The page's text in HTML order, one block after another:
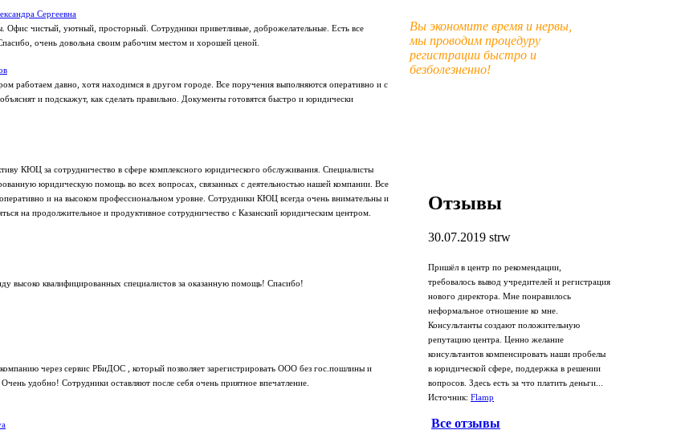
Сергеевна
Офис чистый, уютный, просторный. Сотрудники приветливые, доброжелательные. Есть все
очень довольна своим рабочим местом и хорошей ценой.
работаем давно, хотя находимся в другом городе. Все поручения выполняются оперативно и с
и подскажут, как сделать правильно. Документы готовятся быстро и юридически
КЮЦ за сотрудничество в сфере комплексного юридического обслуживания. Специалисты
юридическую помощь во всех вопросах, связанных с деятельностью нашей компании. Все
и на высоком профессиональном уровне. Сотрудники КЮЦ всегда очень внимательны и
на продолжительное и продуктивное сотрудничество с Казанский юридическим центром.
высоко квалифицированных специалистов за оказанную помощь! Спасибо!
через сервис РБиДОС , который позволяет зарегистрировать ООО без гос.пошлины и
удобно! Сотрудники оставляют после себя очень приятное впечатление.
Вы экономите время и нервы,
мы проводим процедуру
регистрации быстро и
безболезненно!
Отзывы
30.07.2019 strw
Пришёл в центр по рекомендации,
требовалось вывод учредителей и регистрация
нового директора. Мне понравилось
неформальное отношение ко мне.
Консультанты создают положительную
репутацию центра. Ценно желание
консультантов компенсировать наши пробелы
в юридической сфере, поддержка в решении
вопросов. Здесь есть за что платить деньги...
Источник: Flamp
Все отзывы